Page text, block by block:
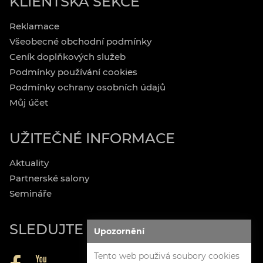
Reklamace
Všeobecné obchodní podmínky
Ceník doplňkových služeb
Podmínky používání cookies
Podmínky ochrany osobních údajů
Můj účet
UŽITEČNÉ INFORMACE
Aktuality
Partnerské salony
Semináře
SLEDUJTE NÁSUpozornění
Tento web použivá soubory cookies